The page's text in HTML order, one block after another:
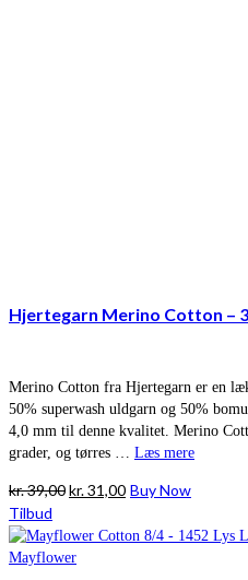
Hjertegarn Merino Cotton –
Merino Cotton fra Hjertegarn er en
50% superwash uldgarn og 50%
4,0 mm til denne kvalitet. Merino
grader, og tørres … Læs mere
kr.39,00Den
pris
var:
kr.31,00Den
pris
Buy Now
Tilbud